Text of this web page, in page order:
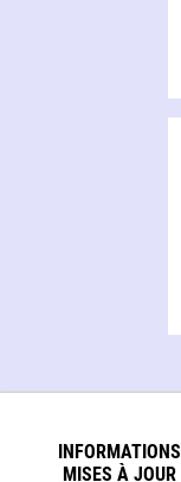
INFORMATIONS
MISES À JOUR